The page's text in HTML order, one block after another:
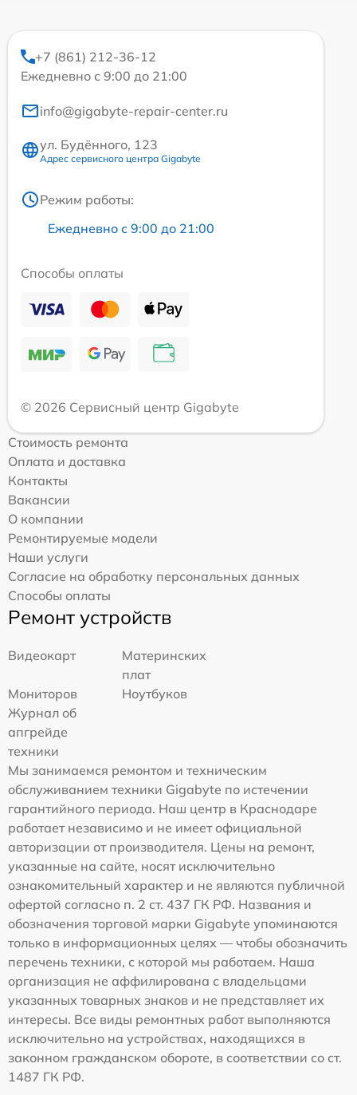
+7 (861) 212-36-12
Ежедневно с 9:00 до 21:00
info@gigabyte-repair-center.ru
ул. Будённого, 123
Адрес сервисного центра Gigabyte
Режим работы:
Ежедневно с 9:00 до 21:00
Способы оплаты
© 2026 Сервисный центр Gigabyte
Стоимость ремонта
Оплата и доставка
Контакты
Вакансии
О компании
Ремонтируемые модели
Наши услуги
Согласие на обработку персональных данных
Способы оплаты
Ремонт устройств
Видеокарт
Материнских
плат
Мониторов
Ноутбуков
Журнал об
апгрейде
техники
Мы занимаемся ремонтом и техническим
обслуживанием техники Gigabyte по истечении
гарантийного периода. Наш центр в Краснодаре
работает независимо и не имеет официальной
авторизации от производителя. Цены на ремонт,
указанные на сайте, носят исключительно
ознакомительный характер и не являются публичной
офертой согласно п. 2 ст. 437 ГК РФ. Названия и
обозначения торговой марки Gigabyte упоминаются
только в информационных целях — чтобы обозначить
перечень техники, с которой мы работаем. Наша
организация не аффилирована с владельцами
указанных товарных знаков и не представляет их
интересы. Все виды ремонтных работ выполняются
исключительно на устройствах, находящихся в
законном гражданском обороте, в соответствии со ст.
1487 ГК РФ.